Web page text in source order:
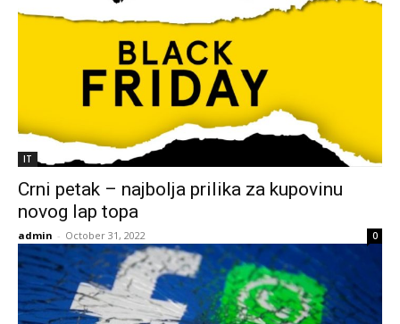
IT
Crni petak – najbolja prilika za kupovinu
novog lap topa
admin - October 31, 2022 0